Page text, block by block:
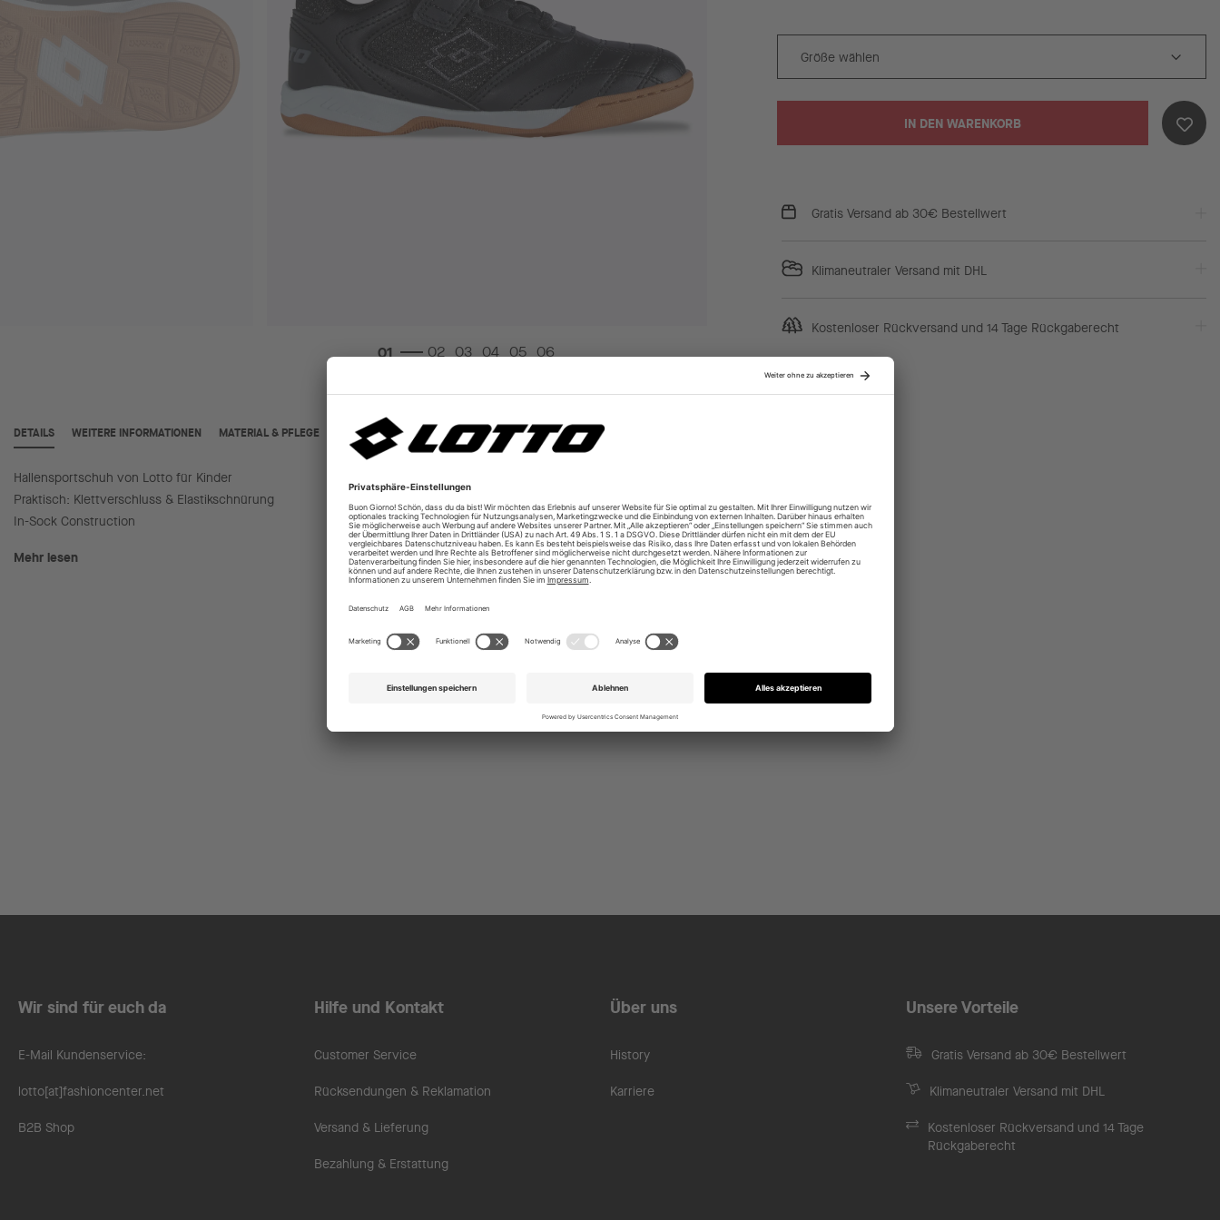
IN DEN WARENKORB
Gratis Versand ab 30€ Bestellwert
Klimaneutraler Versand mit DHL
Kostenloser Rückversand und 14 Tage Rückgaberecht
DETAILS
Hallensportschuh von Lotto für Kinder
Praktisch: Klettverschluss & Elastikschnürung
In-Sock Construction
Mehr lesen
WEITERE INFORMATIONEN MATERIAL & PFLEGE
Wir sind für euch da
E-Mail Kundenservice:
lotto[at]fashioncenter.net
B2B Shop
Hilfe und Kontakt
Customer Service
Rücksendungen & Reklamation
Versand & Lieferung
Bezahlung & Erstattung
Über uns
History
Karriere
Unsere Vorteile
Gratis Versand ab 30€ Bestellwert
Klimaneutraler Versand mit DHL
Kostenloser Rückversand und 14 Tage
Rückgaberecht